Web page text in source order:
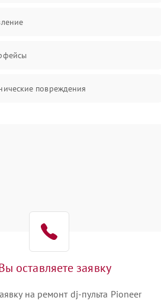
повреждения
оставляете заявку
на ремонт dj-пульта Pioneer